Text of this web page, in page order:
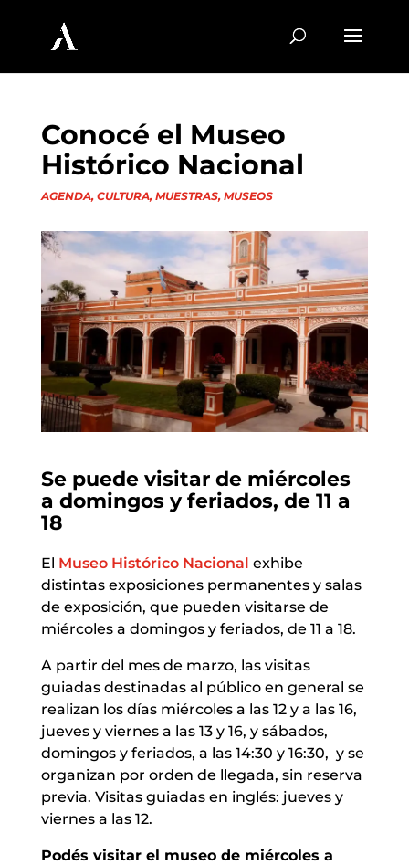
Conocé el Museo
Histórico Nacional
AGENDA, CULTURA, MUESTRAS, MUSEOS
Se puede visitar de miércoles
a domingos y feriados, de 11 a
18
El Museo Histórico Nacional exhibe
distintas exposiciones permanentes y salas
de exposición, que pueden visitarse de
miércoles a domingos y feriados, de 11 a 18.
A partir del mes de marzo, las visitas
guiadas destinadas al público en general se
realizan los días miércoles a las 12 y a las 16,
jueves y viernes a las 13 y 16, y sábados,
domingos y feriados, a las 14:30 y 16:30, y se
organizan por orden de llegada, sin reserva
previa. Visitas guiadas en inglés: jueves y
viernes a las 12.
Podés visitar el museo de miércoles a